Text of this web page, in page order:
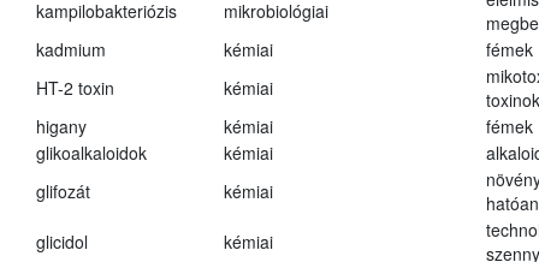
kampilobakteriózis
mikrobiológiai
kadmium
kémiai
fémek
HT-2 toxin
kémiai
toxinok
higany
kémiai
fémek
glikoalkaloidok
kémiai
glifozát
kémiai
glicidol
kémiai